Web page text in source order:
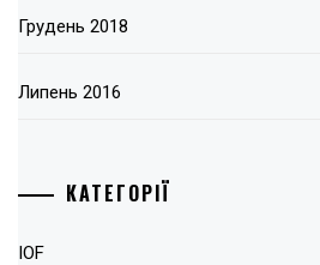
Грудень 2018
Липень 2016
КАТЕГОРІЇ
IOF